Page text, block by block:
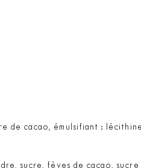
de cacao, émulsifiant :
sucre, fèves de cacao,